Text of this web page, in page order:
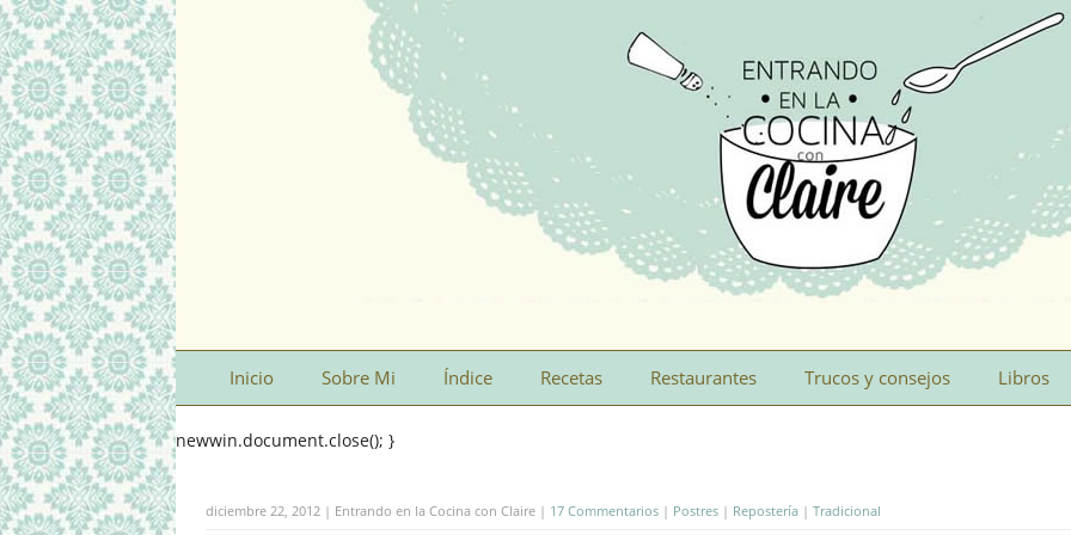
Inicio Sobre Mi Índice Recetas Restaurantes Trucos y consejos Libros
newwin.document.close(); }
diciembre 22, 2012 | Entrando en la Cocina con Claire | 17 Commentarios | Postres | Repostería | Tradicional